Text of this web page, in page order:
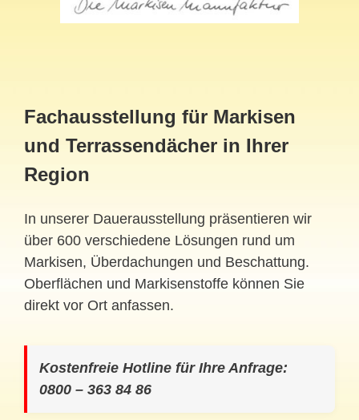
Fachausstellung für Markisen
und Terrassendächer in Ihrer
Region
In unserer Dauerausstellung präsentieren wir
über 600 verschiedene Lösungen rund um
Markisen, Überdachungen und Beschattung.
Oberflächen und Markisenstoffe können Sie
direkt vor Ort anfassen.
Kostenfreie Hotline für Ihre Anfrage:
0800 – 363 84 86